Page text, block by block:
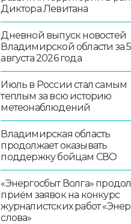
Диктора Левитана
Дневной выпуск новостей
Владимирской области за 5
августа 2026 года
Июль в России стал самым
теплым за всю историю
метеонаблюдений
Владимирская область
продолжает оказывать
поддержку бойцам СВО
«Энергосбыт Волга»
приём заявок на конкурс
журналистских работ
слова»